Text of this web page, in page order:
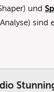
und
sind